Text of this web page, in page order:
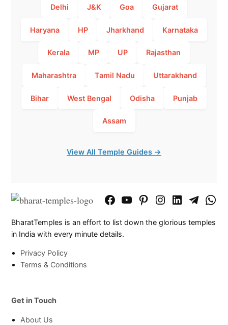
Delhi J&K Goa Gujarat
Haryana HP Jharkhand Karnataka
Kerala MP UP Rajasthan
Maharashtra Tamil Nadu Uttarakhand
Bihar West Bengal Odisha Punjab
Assam
View All Temple Guides →
FacebookYouTubePinterestInstagram
LinkedInTelegram
BharatTemples is an effort to list down the glorious temples
in India with every minute details.
Privacy Policy
Terms & Conditions
Get in Touch
About Us